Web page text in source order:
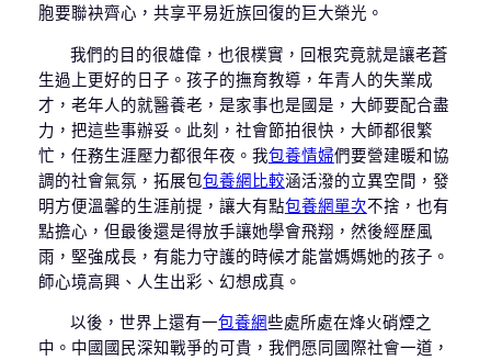
胞要聯袂齊心，共享平易近族回復的巨大榮光。
我們的目的很雄偉，也很樸實，回根究竟就是讓老蒼
生過上更好的日子。孩子的撫育教導，年青人的失業成
才，老年人的就醫養老，是家事也是國是，大師要配合盡
力，把這些事辦妥。此刻，社會節拍很快，大師都很繁
忙，任務生涯壓力都很年夜。我包養情婦們要營建暖和協
調的社會氣氛，拓展包包養網比較涵活潑的立異空間，發
明方便溫馨的生涯前提，讓大有點包養網單次不捨，也有
點擔心，但最後還是得放手讓她學會飛翔，然後經歷風
雨，堅強成長，有能力守護的時候才能當媽媽她的孩子。
師心境高興、人生出彩、幻想成真。
以後，世界上還有一包養網些處所處在烽火硝煙之
中。中國國民深知戰爭的可貴，我們愿同國際社會一道，